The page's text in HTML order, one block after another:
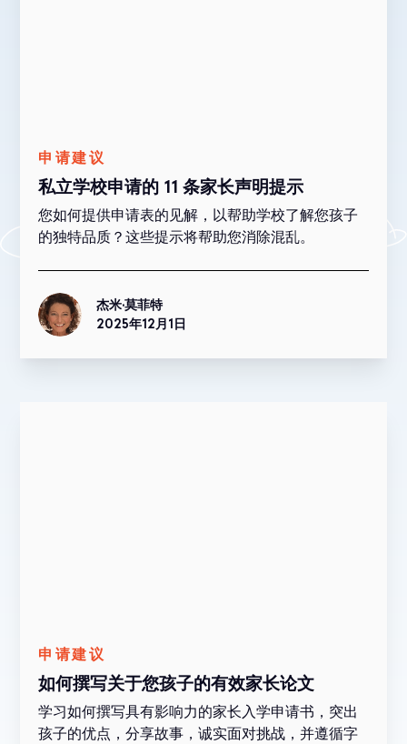
申请建议
私立学校申请的 11 条家长声明提示
您如何提供申请表的见解，以帮助学校了解您孩子
的独特品质？这些提示将帮助您消除混乱。
杰米·莫菲特
2025年12月1日
申请建议
如何撰写关于您孩子的有效家长论文
学习如何撰写具有影响力的家长入学申请书，突出
孩子的优点，分享故事，诚实面对挑战，并遵循字